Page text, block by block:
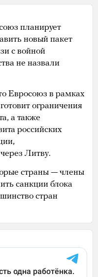
планирует
новый пакет
с войной
не назвали
Евросоюз в рамках
ограничения
а также
российских
Литву.
страны — члены
санкции блока
стран